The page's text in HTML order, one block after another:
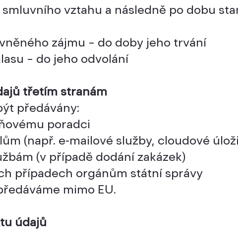
vztahu a následně po dobu
zájmu – do doby jeho trvání
– do jeho odvolání
třetím stranám
předávány:
poradci
(např. e-mailové služby, cloudové
(v případě dodání zakázek)
případech orgánům státní správy
mimo EU.
údajů